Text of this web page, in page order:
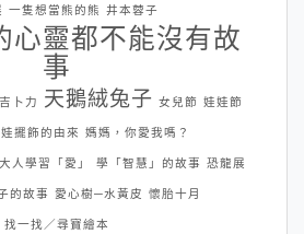
一隻想當熊的熊 井本蓉子
心靈都不能沒有故
事
吉卜力 天鵝絨兔子 女兒節 娃娃節
擺飾的由來 媽媽，你愛我嗎？
人學習「愛」 學「智慧」的故事 恐龍展
的故事 愛心樹─水黃皮 懷胎十月
找一找／尋寶繪本